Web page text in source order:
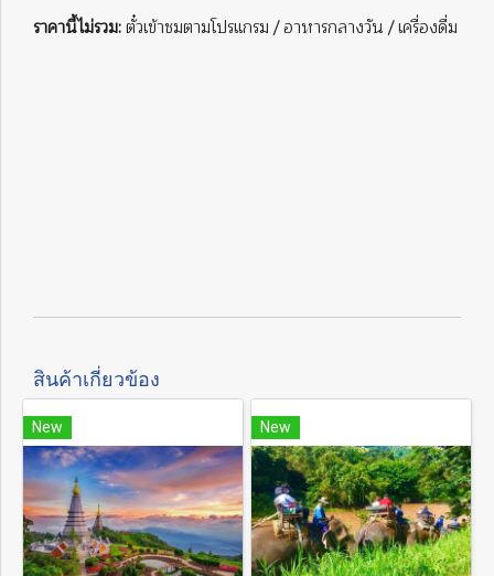
ราคานี้ไม่รวม:ตั๋วเข้าชมตามโปรแกรม / อาหารกลางวัน / เครื่องดื่ม
สินค้าเกี่ยวข้อง
New New